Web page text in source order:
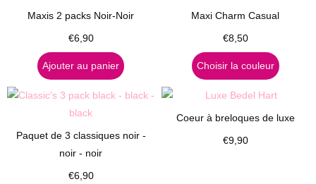
Maxis 2 packs Noir-Noir
€6,90
Ajouter au panier
Maxi Charm Casual
€8,50
Choisir la couleur
Paquet de 3 classiques noir -
noir - noir
€6,90
Coeur à breloques de luxe
€9,90